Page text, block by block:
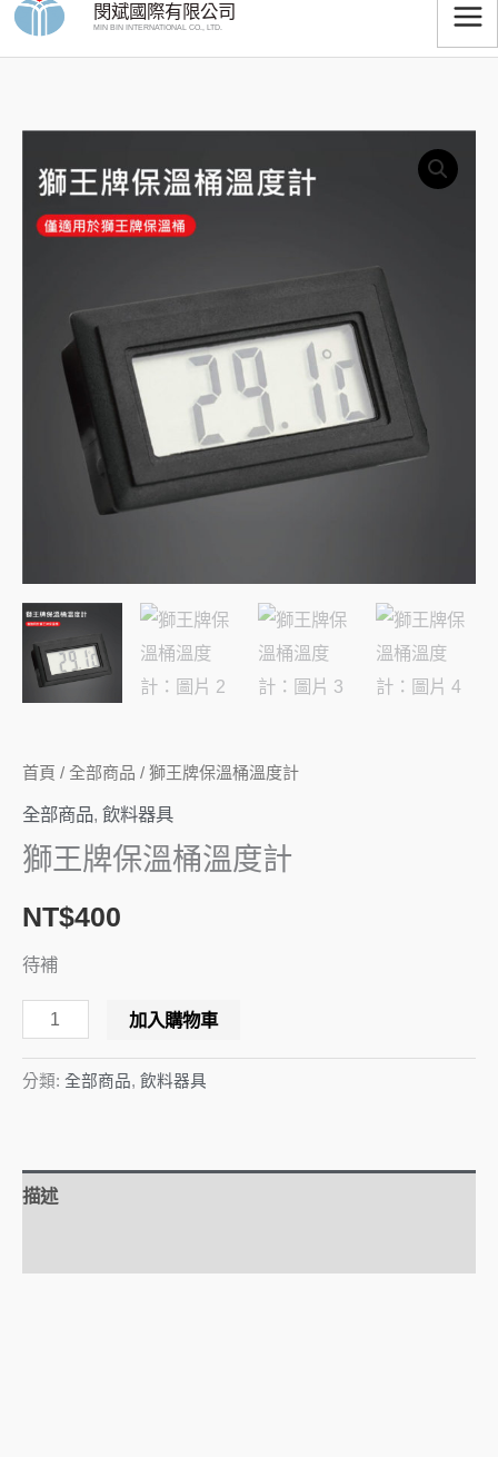
跳
閔斌國際有限公司
MIN BIN INTERNATIONAL CO., LTD.
首頁 / 全部商品 / 獅王牌保溫桶溫度計
全部商品, 飲料器具
獅王牌保溫桶溫度計
NT$400
待補
王
加入購物車
分類: 全部商品, 飲料器具
描述